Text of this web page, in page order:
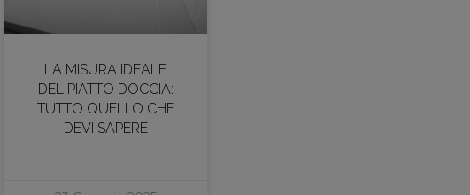
LA MISURA IDEALE
DEL PIATTO DOCCIA:
TUTTO QUELLO CHE
DEVI SAPERE